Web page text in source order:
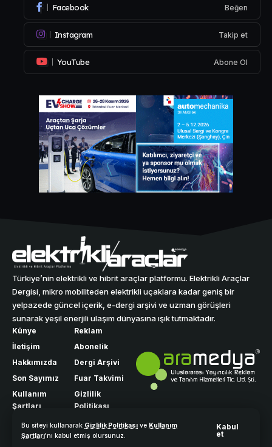
Bu siteyi kullanarak Gizlilik Politikası ve Kullanım
Şartları'nı kabul etmiş olursunuz.
Kabul
et
Facebook Beğen
Instagram Takip et
YouTube Abone Ol
Türkiye’nin elektrikli ve hibrit araçlar platformu. Elektrikli Araçlar
Dergisi, mikro mobiliteden elektrikli uçaklara kadar geniş bir
yelpazede güncel içerik, e-dergi arşivi ve uzman görüşleri
sunarak yeşil enerjili ulaşım dünyasına ışık tutmaktadır.
Künye
İletişim
Hakkımızda
Son Sayımız
Kullanım
Şartları
Reklam
Abonelik
Dergi Arşivi
Fuar Takvimi
Gizlilik
Politikası